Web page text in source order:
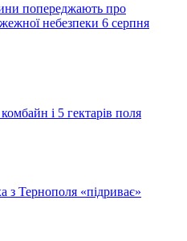
попереджають про
небезпеки 6 серпня
і 5 гектарів поля
з Тернополя «підриває»